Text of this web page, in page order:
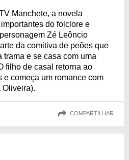
Manchete, a novela
do folclore e
Zé Leôncio
da comitiva de peões que
e se casa com uma
filho de casal retorna ao
e começa um romance com
Oliveira).
COMPARTILHAR